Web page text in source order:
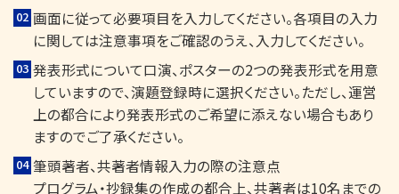
画面に従って必要項目を入力してください。各項目の入力
に関しては注意事項をご確認のうえ、入力してください。
発表形式について口演、ポスターの2つの発表形式を用意
していますので、演題登録時に選択ください。ただし、運営
上の都合により発表形式のご希望に添えない場合もあり
ますのでご了承ください。
筆頭著者、共著者情報入力の際の注意点
プログラム・抄録集の作成の都合上、共著者は10名までの